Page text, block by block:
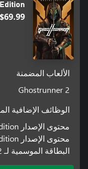
الألعاب المضمنة
Ghostrunner 2
الوظائف الإضافية
محتوى الإصدار Ghostrunner 2 Brutal Edition
محتوى الإصدار Ghostrunner 2 Deluxe Edition
البطاقة الموسمية لـ Ghostrunner 2